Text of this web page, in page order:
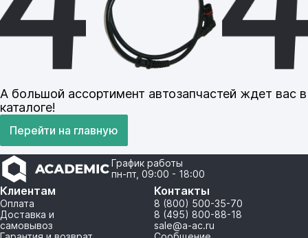
А большой ассортимент автозапчастей ждет вас в
каталоге!
Перейти на главную
График работы
пн-пт, 09:00 - 18:00
Клиентам
Оплата
Доставка и
самовывоз
Контакты
8 (800) 500-35-70
8 (495) 800-88-18
sale@a-ac.ru